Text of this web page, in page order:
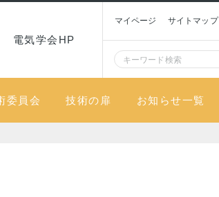
電気学会HP
マイページ サイトマップ
委員会 技術の扉 お知らせ一覧